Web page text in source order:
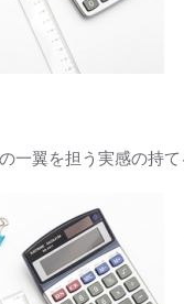
一翼を担う実感の持